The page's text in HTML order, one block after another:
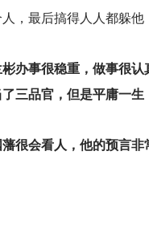
，最后搞得人人都躲他
彬办事很稳重，做事很
了三品官，但是平庸一生
很会看人，他的预言非